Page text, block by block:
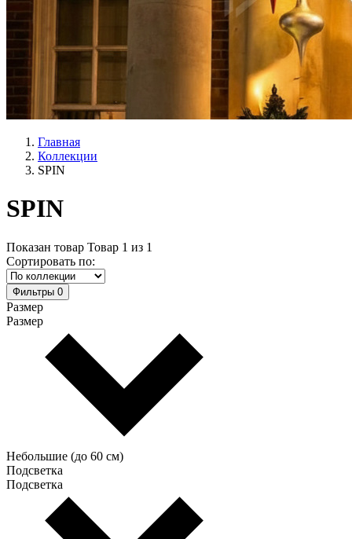
Главная
Коллекции
SPIN
SPIN
Показан товар Товар 1 из 1
Сортировать по:
Фильтры 0
Размер
Размер
Небольшие (до 60 см)
Подсветка
Подсветка